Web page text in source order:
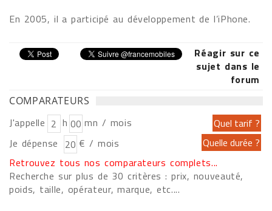
En 2005, il a participé au développement de l’iPhone.
Réagir sur ce
sujet dans le
forum
COMPARATEURS
J'appelle h
mn / mois
Je dépense
€ / mois
Retrouvez tous nos comparateurs complets...
Recherche sur plus de 30 critères : prix, nouveauté,
poids, taille, opérateur, marque, etc....